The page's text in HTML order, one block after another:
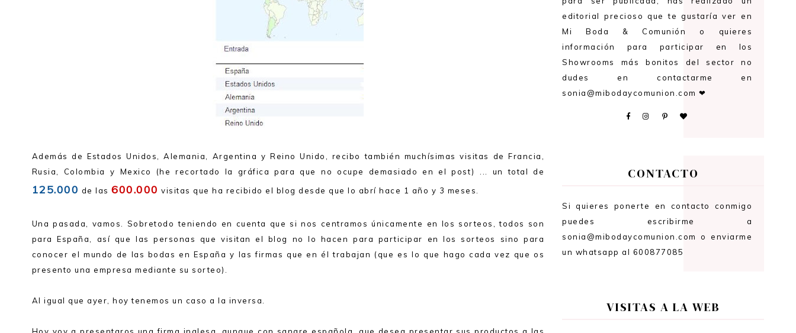
Además de Estados Unidos, Alemania, Argentina y Reino Unido, recibo también muchísimas visitas de Francia,
Rusia, Colombia y Mexico (he recortado la gráfica para que no ocupe demasiado en el post) ... un total de
125.000 de las600.000 visitas que ha recibido el blog desde que lo abrí hace 1 año y 3 meses.
Una pasada, vamos. Sobretodo teniendo en cuenta que si nos centramos únicamente en los sorteos, todos son
para España, así que las personas que visitan el blog no lo hacen para participar en los sorteos sino para
conocer el mundo de las bodas en España y las firmas que en él trabajan (que es lo que hago cada vez que os
presento una empresa mediante su sorteo).
Al igual que ayer, hoy tenemos un caso a la inversa.
Hoy voy a presentaros una firma inglesa, aunque con sangre española, que desea presentar sus productos a las
editorial precioso que te gustaría ver en
Mi Boda & Comunión o quieres
información para participar en los
Showrooms más bonitos del sector no
dudes en contactarme en
sonia@mibodaycomunion.com ❤
CONTACTO
Si quieres ponerte en contacto conmigo
puedes escribirme a
sonia@mibodaycomunion.com o enviarme
un whatsapp al 600877085
VISITAS A LA WEB